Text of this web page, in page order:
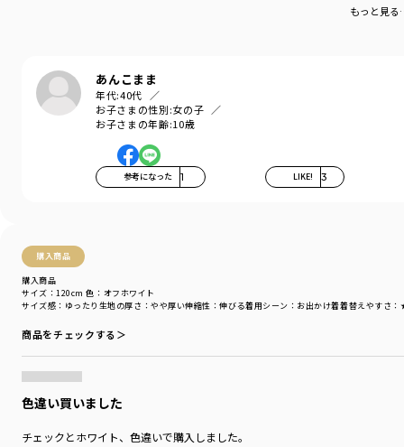
長袖の時期を逃してしまったのですが秋以降活躍させたいと思います。もっと見
あんこまま
年代:40代
お子さまの性別:女の子
お子さまの年齢:10歳
参考になった 1 LIKE! 3
購入商品
購入商品
サイズ感 ：ゆったり 生地の厚さ ：やや厚い伸縮性 ：伸びる着用シーン ：お出かけ着着替えやすさ
サイズ：120cm 色：オフホワイト
商品をチェックする＞
色違い買いました
チェックとホワイト、色違いで購入しました。